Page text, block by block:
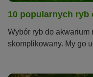
10 popularnych ryb
Wybór ryb do akwarium
skomplikowany. My go